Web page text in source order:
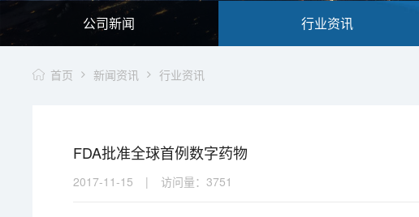
公司新闻 行业资讯
首页 新闻资讯 行业资讯
FDA批准全球首例数字药物
2017-11-15 | 访问量：3751